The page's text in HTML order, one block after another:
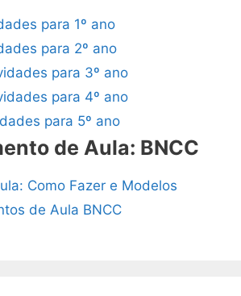
para 1º ano
para 2º ano
para 3º ano
para 4º ano
para 5º ano
de Aula: BNCC
Como Fazer e Modelos
de Aula BNCC